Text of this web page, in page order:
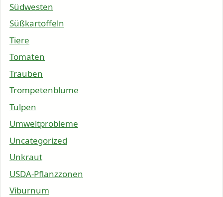
Südwesten
Süßkartoffeln
Tiere
Tomaten
Trauben
Trompetenblume
Tulpen
Umweltprobleme
Uncategorized
Unkraut
USDA-Pflanzzonen
Viburnum